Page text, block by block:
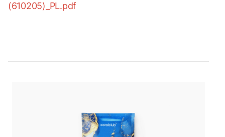
(610205)_PL.pdf